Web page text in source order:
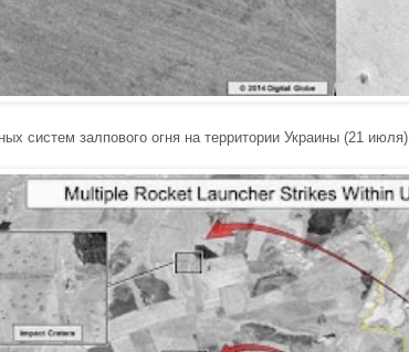
систем залпового огня на территории Украины (21 июля).